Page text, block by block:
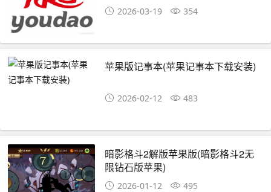
2026-03-19 354
苹果版记事本(苹果记事本下载安装)
2026-02-12 483
暗影格斗2解版苹果版(暗影格斗2无
限钻石版苹果)
2026-01-12 495